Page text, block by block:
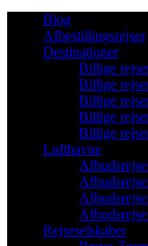
Blog
Afbestillingsrejser
Destinationer
Billige
Billige
Billige
Billige
Billige
Lufthavne
Rejseselskaber